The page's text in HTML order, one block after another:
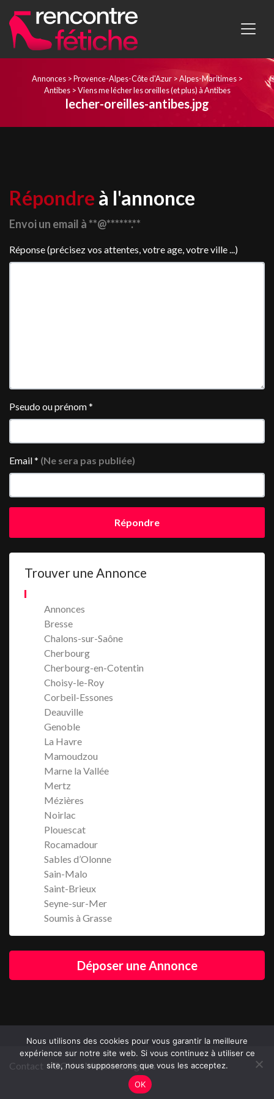
Annonces>Provence-Alpes-Côte d'Azur>Alpes-Maritimes>
Antibes>Viens me lécher les oreilles (et plus) à Antibes
lecher-oreilles-antibes.jpg
Répondre à l'annonce
Envoi un email à **@******.**
Réponse (précisez vos attentes, votre age, votre ville ...)
Pseudo ou prénom*
Email* (Ne sera pas publiée)
Répondre
Trouver une Annonce
Annonces
Bresse
Chalons-sur-Saône
Cherbourg
Cherbourg-en-Cotentin
Choisy-le-Roy
Corbeil-Essones
Deauville
Genoble
La Havre
Mamoudzou
Marne la Vallée
Mertz
Mézières
Noirlac
Plouescat
Rocamadour
Sables d’Olonne
Sain-Malo
Saint-Brieux
Seyne-sur-Mer
Soumis à Grasse
Déposer une Annonce
Contact CGU Mentions légales
Nous utilisons des cookies pour vous garantir la meilleure
expérience sur notre site web. Si vous continuez à utiliser ce
site, nous supposerons que vous les acceptez.
OK